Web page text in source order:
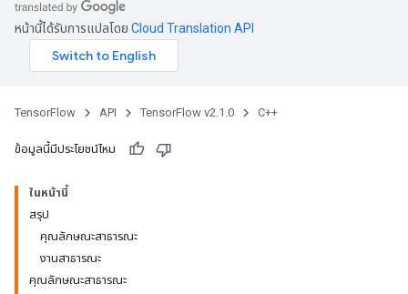
หน้านี้ได้รับการแปลโดย Cloud Translation API
TensorFlow API TensorFlow v2.1.0 C++
ข้อมูลนี้มีประโยชน์ไหม
ในหน้านี้
สรุป
คุณลักษณะสาธารณะ
งานสาธารณะ
คุณลักษณะสาธารณะ